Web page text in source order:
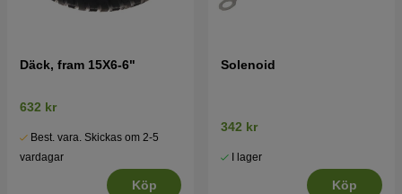
Däck, fram 15X6-6"
632 kr
Best. vara. Skickas om 2-5
vardagar
Köp
Solenoid
342 kr
I lager
Köp